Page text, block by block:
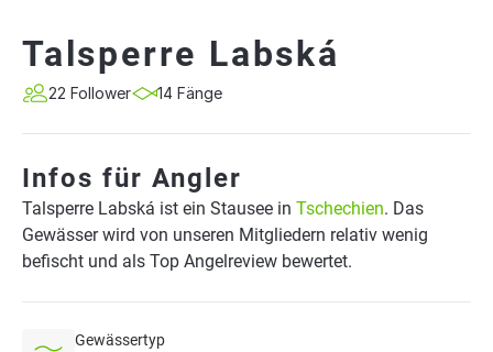
Talsperre Labská
22 Follower 14 Fänge
Infos für Angler
Talsperre Labská ist ein Stausee in Tschechien. Das
Gewässer wird von unseren Mitgliedern relativ wenig
befischt und als Top Angelreview bewertet.
Gewässertyp